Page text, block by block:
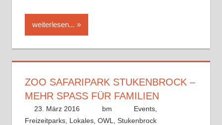
weiterlesen...
ZOO SAFARIPARK STUKENBROCK –
MEHR SPASS FÜR FAMILIEN
23. März 2016 bm Events
Freizeitparks, Lokales, OWL Stukenbrock